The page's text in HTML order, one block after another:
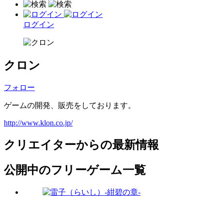
ログイン
クロン
フォロー
ゲームの開発、販売をしております。
http://www.klon.co.jp/
クリエイターからの最新情報
公開中のフリーゲーム一覧